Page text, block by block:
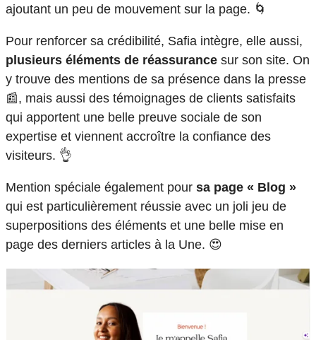
ajoutant un peu de mouvement sur la page. 🌀
Pour renforcer sa crédibilité, Safia intègre, elle aussi,
plusieurs éléments de réassurance sur son site. On
y trouve des mentions de sa présence dans la presse
📰, mais aussi des témoignages de clients satisfaits
qui apportent une belle preuve sociale de son
expertise et viennent accroître la confiance des
visiteurs. 👌
Mention spéciale également pour sa page « Blog »
qui est particulièrement réussie avec un joli jeu de
superpositions des éléments et une belle mise en
page des derniers articles à la Une. 😍